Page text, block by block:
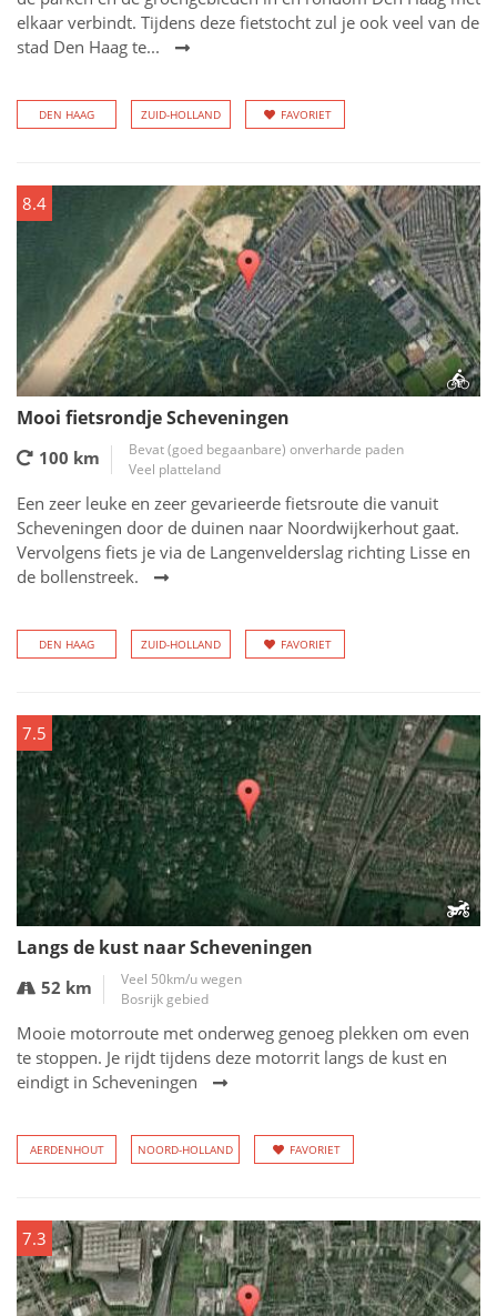
elkaar verbindt. Tijdens deze fietstocht zul je ook veel van de
stad Den Haag te...
DEN HAAG ZUID-HOLLAND FAVORIET
8.4
Mooi fietsrondje Scheveningen
100 km
Bevat (goed begaanbare) onverharde paden
Veel platteland
Een zeer leuke en zeer gevarieerde fietsroute die vanuit
Scheveningen door de duinen naar Noordwijkerhout gaat.
Vervolgens fiets je via de Langenvelderslag richting Lisse en
de bollenstreek.
DEN HAAG ZUID-HOLLAND FAVORIET
7.5
Langs de kust naar Scheveningen
52 km
Veel 50km/u wegen
Bosrijk gebied
Mooie motorroute met onderweg genoeg plekken om even
te stoppen. Je rijdt tijdens deze motorrit langs de kust en
eindigt in Scheveningen
AERDENHOUT NOORD-HOLLAND FAVORIET
7.3